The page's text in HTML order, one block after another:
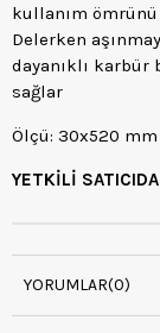
kullanım ömrünü
Delerken
dayanıklı karbür
sağlar
Ölçü: 30x520 mm
YETKİLİ
YORUMLAR(0)